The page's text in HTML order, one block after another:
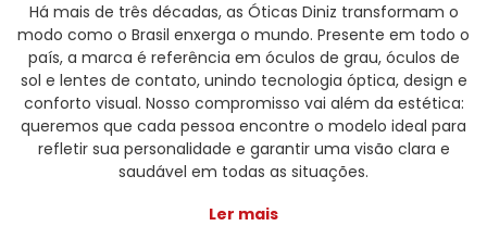
Há mais de três décadas, as Óticas Diniz transformam o
modo como o Brasil enxerga o mundo. Presente em todo o
país, a marca é referência em óculos de grau, óculos de
sol e lentes de contato, unindo tecnologia óptica, design e
conforto visual. Nosso compromisso vai além da estética:
queremos que cada pessoa encontre o modelo ideal para
refletir sua personalidade e garantir uma visão clara e
saudável em todas as situações.
Ler mais